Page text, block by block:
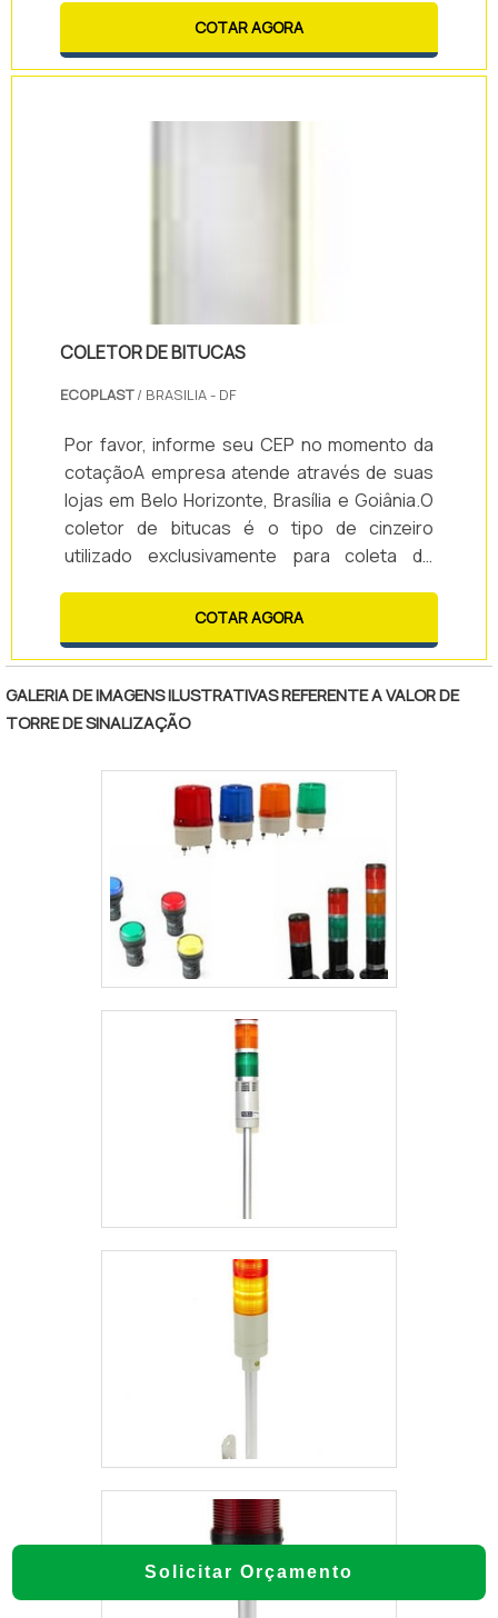
estabelecidas pela ABNT. O piso tátil é uma
maneira de orientar os deficientes visuais em
local com grande fluxo de pessoas, dando à
COTAR AGORA
COLETOR DE BITUCAS
ECOPLAST/ BRASILIA - DF
Por favor, informe seu CEP no momento da
cotaçãoA empresa atende através de suas
lojas em Belo Horizonte, Brasília e Goiânia.O
coletor de bitucas é o tipo de cinzeiro
utilizado exclusivamente para coleta de
contato com oxigênio a bituca se apaga em
segundos, reduzindo a emissão de fumaça e
cheiro.Grande parte dos cinzeiros que
existem no mercado são utilizados também
para a coleta de papéis, latinhas etc. É
colet.
COTAR AGORA
GALERIA DE IMAGENS ILUSTRATIVAS REFERENTE A VALOR DE
TORRE DE SINALIZAÇÃO
Solicitar Orçamento